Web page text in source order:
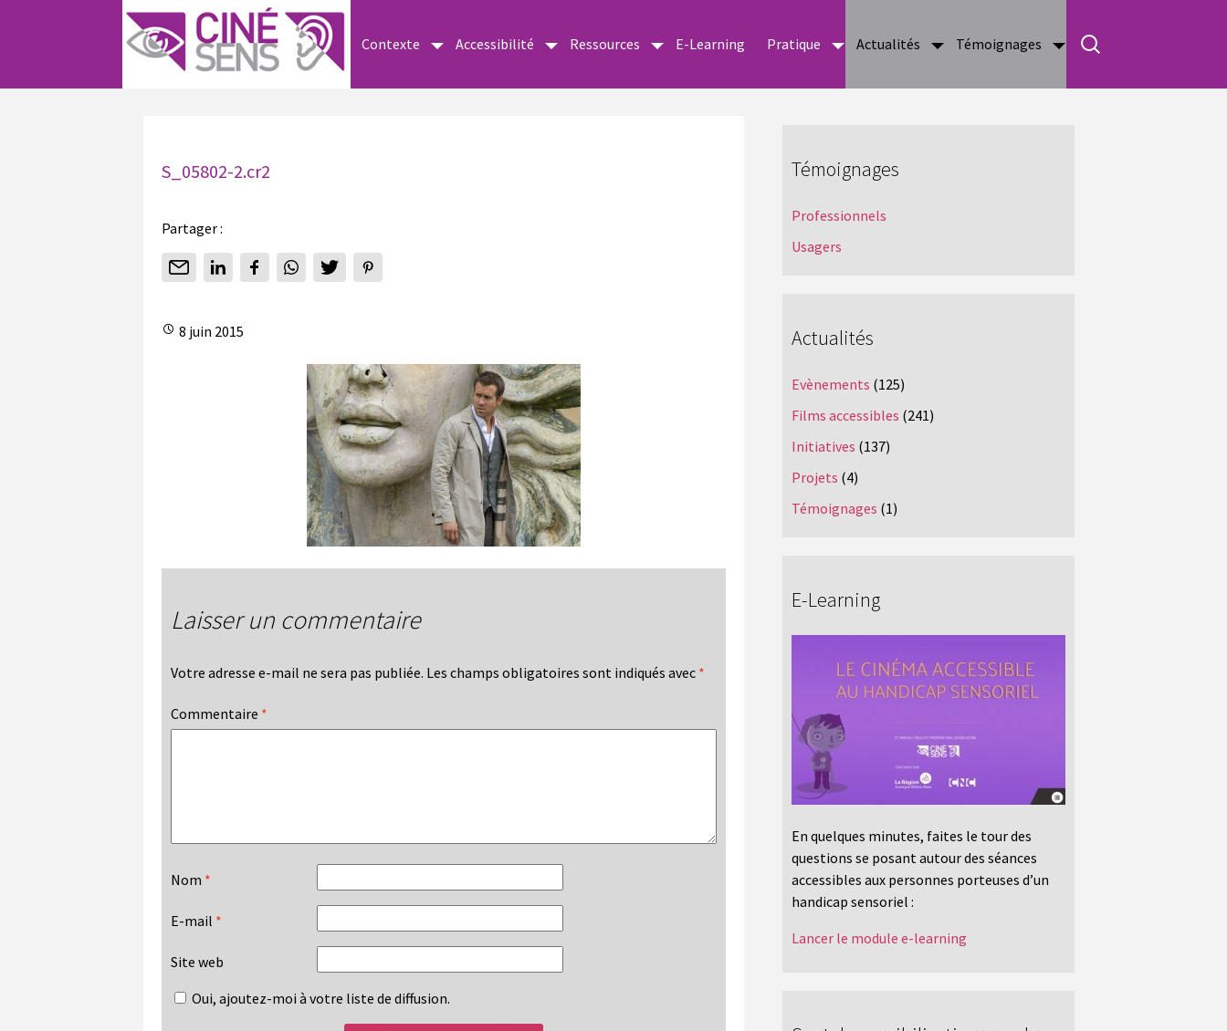
Contexte Accessibilité Ressources E-Learning Pratique Actualités Témoignages
S_05802-2.cr2
Partager :
8 juin 2015
Laisser un commentaire
Votre adresse e-mail ne sera pas publiée. Les champs obligatoires sont indiqués avec *
Commentaire *
Nom *
E-mail *
Site web
Oui, ajoutez-moi à votre liste de diffusion.
Témoignages
Professionnels
Usagers
Actualités
Evènements (125)
Films accessibles (241)
Initiatives (137)
Projets (4)
Témoignages (1)
E-Learning
En quelques minutes, faites le tour des
questions se posant autour des séances
accessibles aux personnes porteuses d’un
handicap sensoriel :
Lancer le module e-learning